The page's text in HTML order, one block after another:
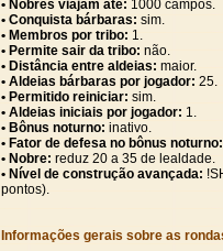
• Nobres viajam até: 1000 campos.
• Conquista bárbaras: sim.
• Membros por tribo: 1.
• Permite sair da tribo: não.
• Distância entre aldeias: maior.
• Aldeias bárbaras por jogador: 25.
• Permitido reiniciar: sim.
• Aldeias iniciais por jogador: 1.
• Bônus noturno: inativo.
• Fator de defesa no bônus noturno:
• Nobre: reduz 20 a 35 de lealdade.
• Nível de construção avançada:
pontos).
Informações gerais sobre as